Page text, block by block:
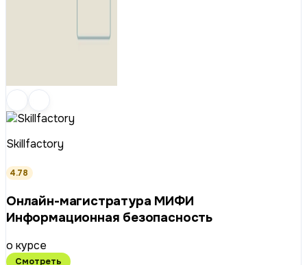
Skillfactory
4.78
Онлайн-магистратура МИФИ
Информационная безопасность
о курсе
Смотреть